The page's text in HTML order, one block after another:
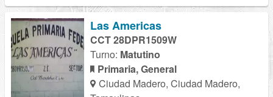
Las Americas
CCT 28DPR1509W
Turno: Matutino
Primaria, General
Ciudad Madero, Ciudad Madero,